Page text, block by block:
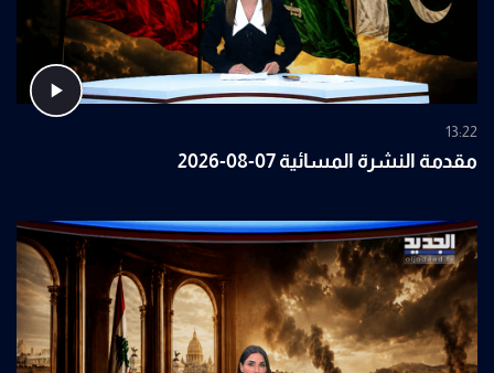
13:22
مقدمة النشرة المسائية 07-08-2026